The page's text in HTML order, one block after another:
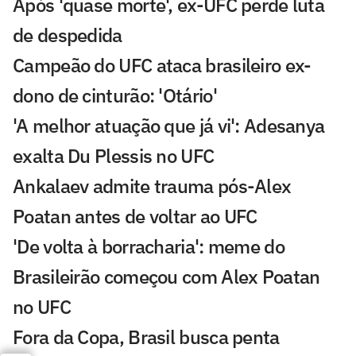
de despedida
Campeão do UFC ataca brasileiro ex-
dono de cinturão: 'Otário'
'A melhor atuação que já vi': Adesanya
exalta Du Plessis no UFC
Ankalaev admite trauma pós-Alex
Poatan antes de voltar ao UFC
'De volta à borracharia': meme do
Brasileirão começou com Alex Poatan
no UFC
Fora da Copa, Brasil busca penta